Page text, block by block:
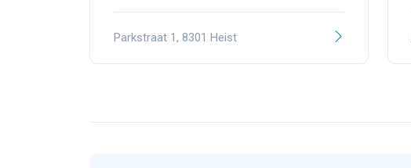
Parkstraat 1, 8301 Heist